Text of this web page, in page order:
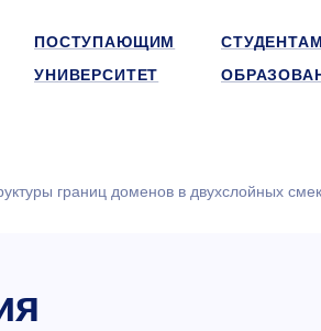
ПОСТУПАЮЩИМ СТУДЕНТАМ
УНИВЕРСИТЕТ
границ доменов в двухслойных